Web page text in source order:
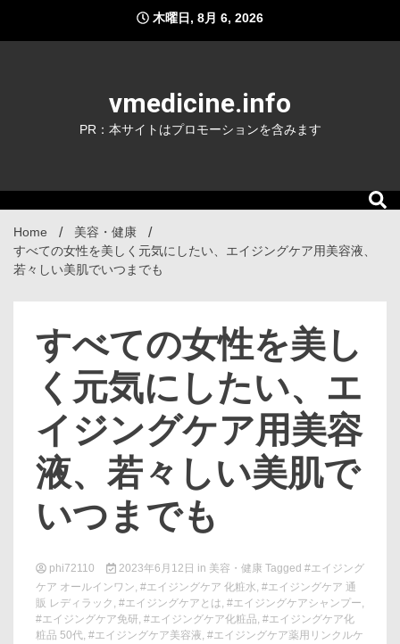
content
木曜日, 8月 6, 2026
vmedicine.info
PR：本サイトはプロモーションを含みます
Home
美容・健康
すべての女性を美しく元気にしたい、エイジングケア用美容液、
若々しい美肌でいつまでも
すべての女性を美し
く元気にしたい、エ
イジングケア用美容
液、若々しい美肌で
いつまでも
phi72110 2023年6月12日 in 美容・健康 Tagged #エイジング
ケア オールインワン, #エイジングケア 化粧水, #エイジングケア 通
販 レディラック , #エイジングケアとは, #エイジングケアシャンプー,
#エイジングケア免研, #エイジングケア化粧品, #エイジングケア化
粧品 50代, #エイジングケア美容液, #エイジングケア薬用リンクルケ